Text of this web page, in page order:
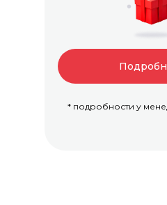
* подробности у